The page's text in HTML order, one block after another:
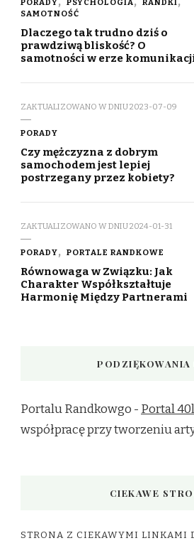
PORADY PSYCHOLOGIA
RANDKI
SAMOTNOŚĆ
Dlaczego tak trudno dziś o
prawdziwą bliskość? O
samotności w erze
ZAKTUALIZOWANO W DNIU2023-07-09
PORADY
Czy mężczyzna z dobrym
samochodem jest lepiej
postrzegany przez kobiety?
ZAKTUALIZOWANO W DNIU2024-01-31
PORADY PORTALE RANDKOWE
Równowaga w Związku: Jak
Charakter Współkształtuje
Harmonię Między Partnerami
PODZIĘKOWANIA
Portalu Randkowgo - Portal
współpracę przy tworzeniu
CIEKAWE
STRONA Z CIEKAWYMI LINKAMI